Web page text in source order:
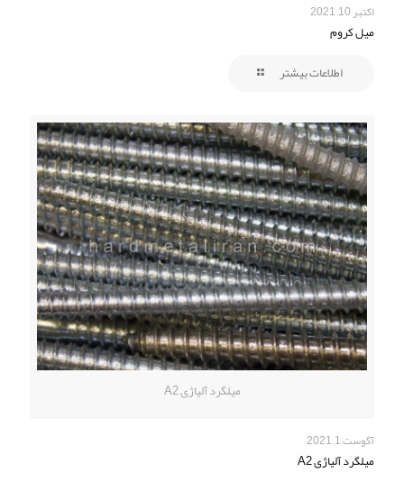
اکتبر 10, 2021
میل کروم
اطلاعات بیشتر
میلگرد آلیاژی A2
آگوست 1, 2021
میلگرد آلیاژی A2